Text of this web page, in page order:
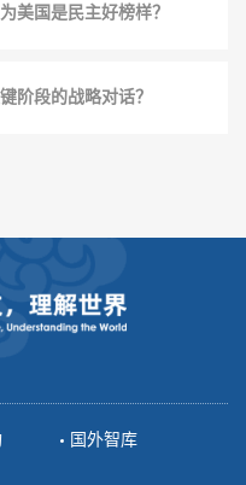
美国是民主好榜样？
阶段的战略对话？
国外智库